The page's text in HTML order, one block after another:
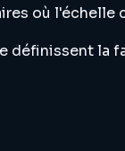
où l'échelle
définissent la